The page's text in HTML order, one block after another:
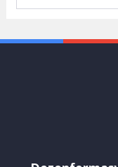
Müziği’nin güçlü sesi